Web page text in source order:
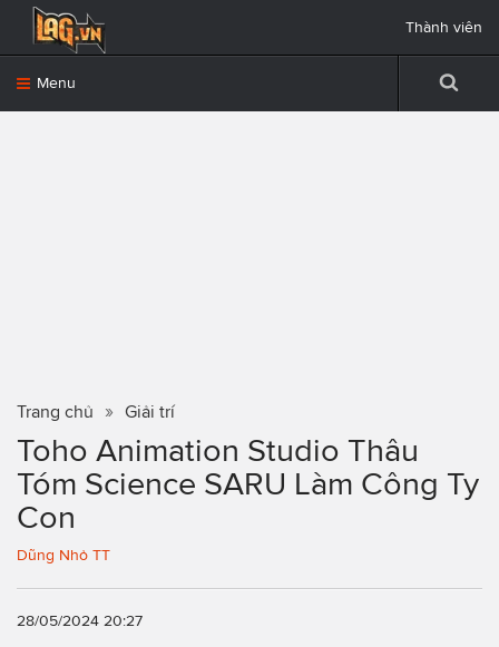
Menu
Thành viên
Trang chủ Giải trí
Toho Animation Studio Thâu
Tóm Science SARU Làm Công Ty
Con
Dũng Nhỏ TT
28/05/2024 20:27